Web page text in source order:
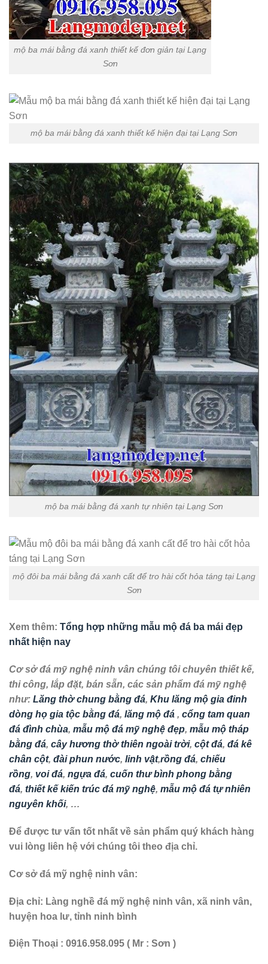
mộ ba mái bằng đá xanh thiết kế đơn giản tại Lạng
Sơn
mộ ba mái bằng đá xanh thiết kế hiện đại tại Lạng Sơn
mộ ba mái bằng đá xanh tự nhiên tại Lạng Sơn
mộ đôi ba mái bằng đá xanh cất để tro hài cốt hỏa táng tại Lạng
Sơn
Xem thêm: Tổng hợp những mẫu mộ đá ba mái đẹp
nhất hiện nay
Cơ sở đá mỹ nghệ ninh vân chúng tôi chuyên thiết kế,
thi công, lắp đặt, bán sẵn, các sản phẩm đá mỹ nghệ
như: Lăng thờ chung bằng đá, Khu lăng mộ gia đinh
dòng họ gia tộc bằng đá, lăng mộ đá , cổng tam quan
đá đình chùa, mẫu mộ đá mỹ nghệ đẹp, mẫu mộ tháp
bằng đá, cây hương thờ thiên ngoài trời, cột đá, đá kê
chân cột, đài phun nước, linh vật,rồng đá, chiếu
rồng, voi đá, ngựa đá, cuốn thư bình phong bằng
đá, thiết kế kiến trúc đá mỹ nghệ, mẫu mộ đá tự nhiên
nguyên khối, …
Để được tư vấn tốt nhất về sản phẩm quý khách hàng
vui lòng liên hệ với chúng tôi theo địa chỉ.
Cơ sở đá mỹ nghệ ninh vân:
Địa chỉ: Làng nghề đá mỹ nghệ ninh vân, xã ninh vân,
huyện hoa lư, tỉnh ninh bình
Điện Thoại : 0916.958.095 ( Mr : Sơn )